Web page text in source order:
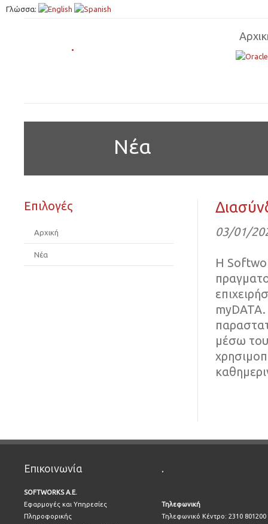
.
Νέα
Επιλογές
Αρχική
Νέα
03/01/
Η
μέσω
Επικοινωνία
SOFTWORKS A.E.
Εφαρμογές και Υπηρεσίες
Πληροφορικής
.
Τηλεφωνική
Τηλεφωνικό Κέντρο: 2310 801200
Γλώσσα: